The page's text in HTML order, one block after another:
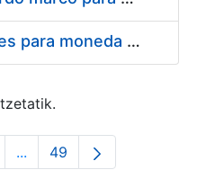
Suministro de estuches para moneda de 30 €
...Intermediate Pages Use
Orrialdea
49